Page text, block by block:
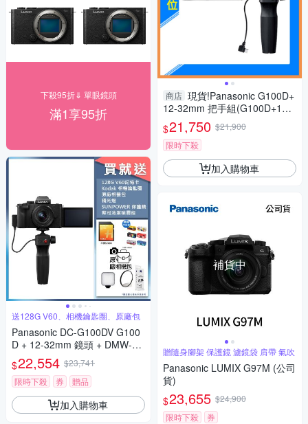
下殺95折⇓ 單眼鏡頭
滿1享95折
送128G V60、相機鑰匙圈、原廠包
Panasonic DC-G100DV G100
D + 12-32mm 鏡頭 + DMW-SH
GR2 三腳架握把組 公司貨
$22,554 $23,741
限時下殺
券 贈品
加入購物車
商店 現貨!Panasonic G100D+
12-32mm 把手組(G100D+123
2+SHGR2，公司貨)G100
$21,750 $21,900
限時下殺
加入購物車
補貨中
贈隨身腳架 保護鏡 濾鏡袋 肩帶 氣吹
Panasonic LUMIX G97M (公司
貨)
$23,655 $24,900
限時下殺
券